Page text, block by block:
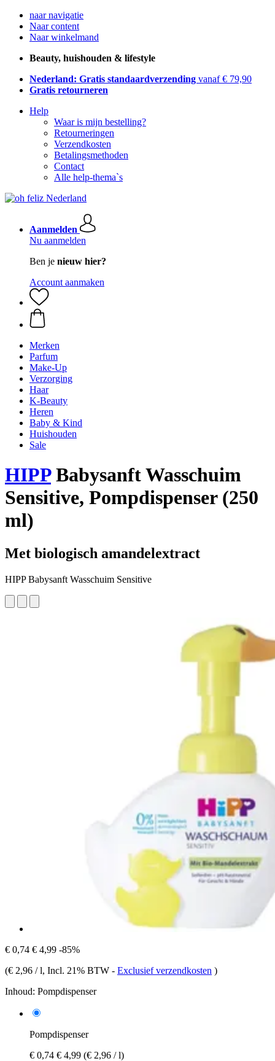
naar navigatie
Naar content
Naar winkelmand
Beauty, huishouden & lifestyle
Nederland: Gratis standaardverzending vanaf € 79,90
Gratis retourneren
Help
Waar is mijn bestelling?
Retourneringen
Verzendkosten
Betalingsmethoden
Contact
Alle help-thema`s
Aanmelden
Nu aanmelden
Ben je nieuw hier?
Account aanmaken
Merken
Parfum
Make-Up
Verzorging
Haar
K-Beauty
Heren
Baby & Kind
Huishouden
Sale
HIPPBabysanft Wasschuim
Sensitive, Pompdispenser (250
ml)
Met biologisch amandelextract
HIPP Babysanft Wasschuim Sensitive
€ 0,74 € 4,99 -85%
(€ 2,96 / l, Incl. 21% BTW - Exclusief verzendkosten )
Inhoud: Pompdispenser
Pompdispenser
€ 0,74 € 4,99 (€ 2,96 / l)